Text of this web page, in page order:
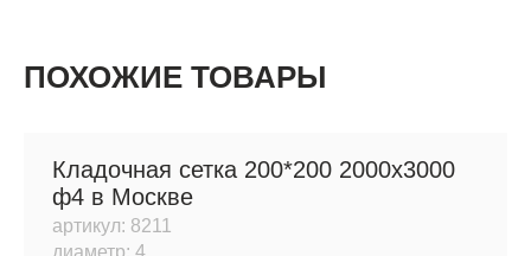
ПОХОЖИЕ ТОВАРЫ
Кладочная сетка 200*200 2000х3000
ф4 в Москве
артикул: 8211
диаметр: 4